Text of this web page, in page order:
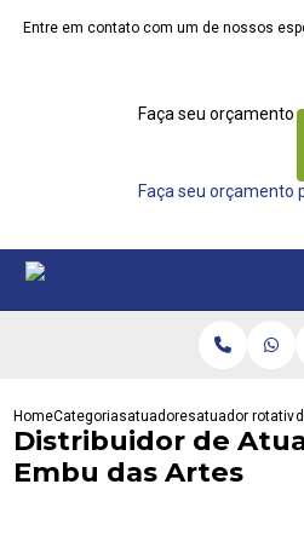
Entre em contato com um de nossos
Faça seu orçamento
Faça seu orçamento
HomeCategoriasatuadoresatuador
Distribuidor de
Embu das Artes